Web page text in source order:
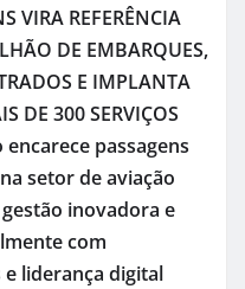
VIRA REFERÊNCIA
DE EMBARQUES,
E IMPLANTA
DE 300 SERVIÇOS
passagens
setor de aviação
inovadora e
com
liderança digital